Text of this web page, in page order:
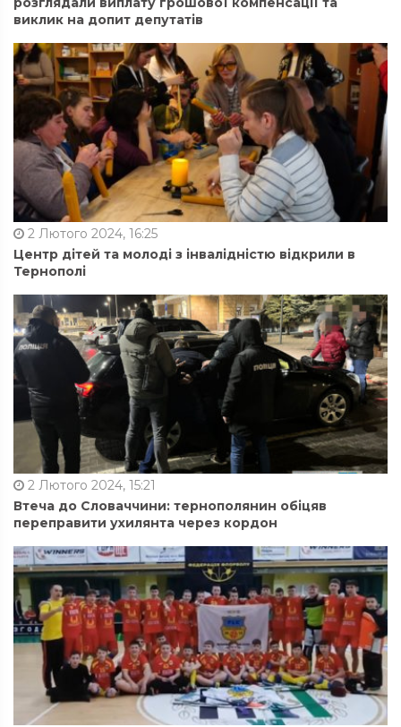
виклик на допит депутатів
2 Лютого 2024, 16:25
Центр дітей та молоді з інвалідністю відкрили в
Тернополі
2 Лютого 2024, 15:21
Втеча до Словаччини: тернополянин обіцяв
переправити ухилянта через кордон